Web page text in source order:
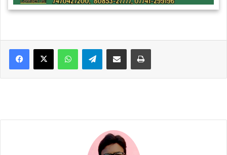
WhatsAppTelegramShare via Email Print